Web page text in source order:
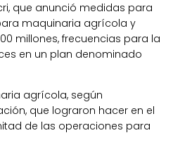
que anunció medidas para
maquinaria agrícola y
millones, frecuencias para la
en un plan denominado
agrícola, según
que lograron hacer en el
de las operaciones para